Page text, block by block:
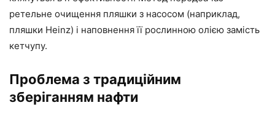
ретельне очищення пляшки з насосом (наприклад,
пляшки Heinz) і наповнення її рослинною олією замість
кетчупу.
Проблема з традиційним
зберіганням нафти